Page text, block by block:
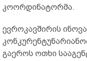
კოორდინატორმა.
ევროკავშირის
გაეროს ოთხი